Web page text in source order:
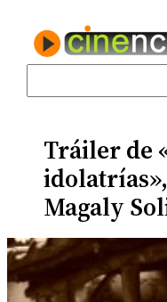
contenido
Tráiler de
Magaly